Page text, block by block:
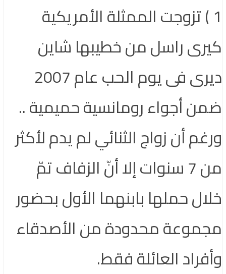
1 ) تزوجت الممثلة الأمريكية
كيرى راسل من خطيبها شاين
ديرى فى يوم الحب عام 2007
ضمن أجواء رومانسية حميمية ..
ورغم أن زواج الثنائي لم يدم لأكثر
من 7 سنوات إلا أنّ الزفاف تمّ
خلال حملها بابنهما الأول بحضور
مجموعة محدودة من الأصدقاء
وأفراد العائلة فقط.